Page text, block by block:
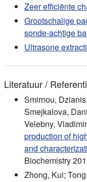
Zeer efficiënte
Grootschalige
sonde-achtige
Ultrasone
Literatuur /
Smirnou,
Smejkalova,
Velebny,
production of
and
Biochemistry
Zhong, Kui;